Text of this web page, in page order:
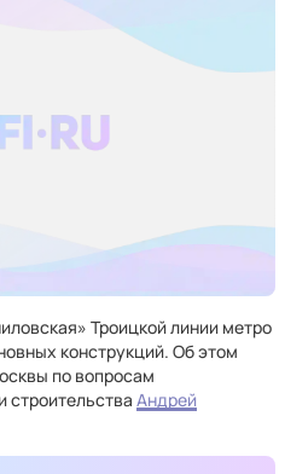
Троицкой линии метро
конструкций. Об этом
по вопросам
строительства Андрей